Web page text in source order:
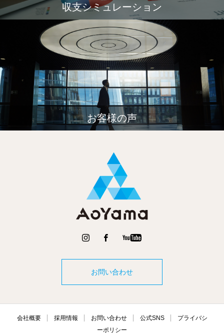
収支シミュレーション
お客様の声
お問い合わせ
会社概要 採用情報 お問い合わせ 公式SNS
プライバシ
ーポリシー